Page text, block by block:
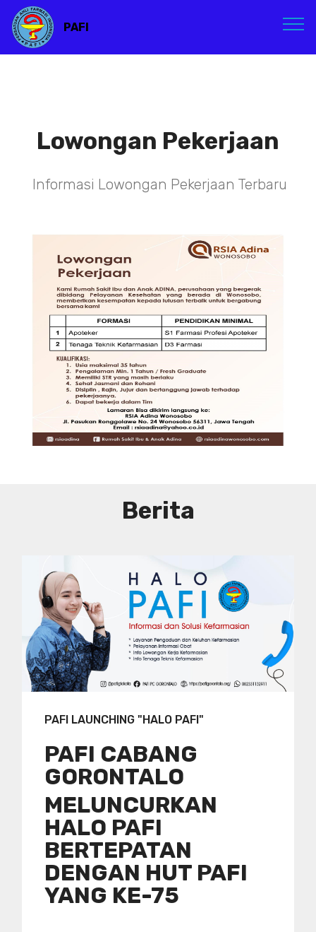
PAFI
Lowongan Pekerjaan
Informasi Lowongan Pekerjaan Terbaru
TENAGA TEKNIS
KEFARMASIAN DI RSIA ADINA
WONOSOBO
DIBUTUHKAN SEGERA TENAGA TEKNIS
KEFARMASIAN DI RUMAH SAKIT IBU
DAN ANAK ADINA WONOSOBO
SYARAT DAN KETENTUAN LIHAT
BROSUR
Berita
PAFI LAUNCHING "HALO PAFI"
PAFI CABANG
GORONTALO
MELUNCURKAN
HALO PAFI
BERTEPATAN
DENGAN HUT PAFI
YANG KE-75